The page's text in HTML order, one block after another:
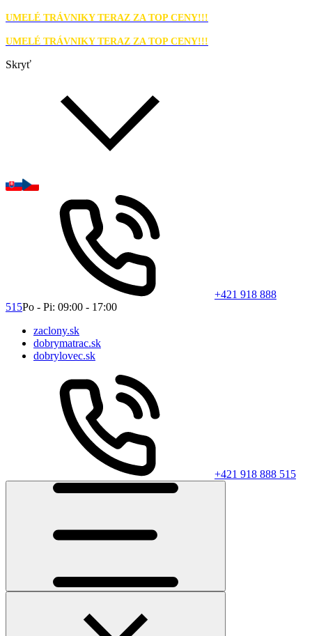
UMELÉ TRÁVNIKY TERAZ ZA TOP CENY!!!
UMELÉ TRÁVNIKY TERAZ ZA TOP CENY!!!
Skryť
+421 918 888
515Po - Pi: 09:00 - 17:00
zaclony.sk
dobrymatrac.sk
dobrylovec.sk
+421 918 888 515